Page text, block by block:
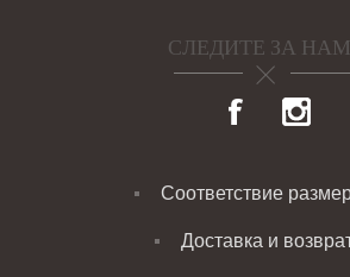
СЛЕДИТЕ ЗА
Соответствие
Доставка и